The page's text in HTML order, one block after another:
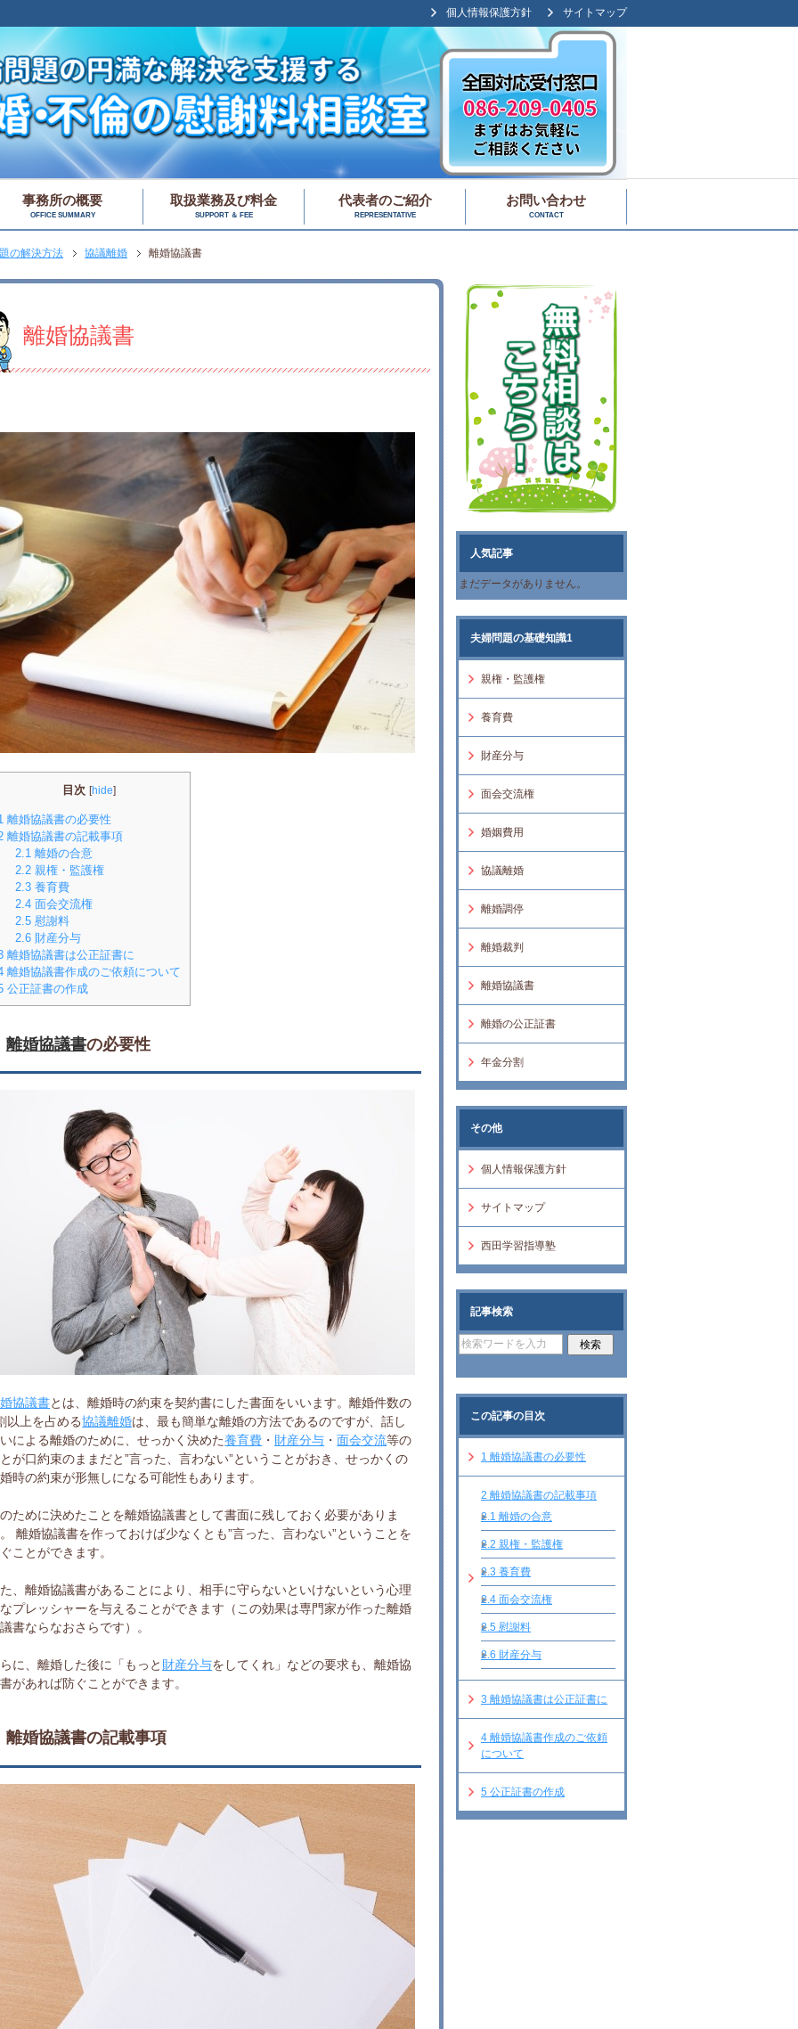
事務所の概要
OFFICE SUMMARY
取扱業務及び料金
SUPPORT ＆ FEE
代表者のご紹介
REPRESENTATIVE
お問い合わせ
CONTACT
の解決方法 協議離婚 離婚協議書
離婚協議書
目次 [hide]
離婚協議書の必要性
離婚協議書の記載事項
2.1 離婚の合意
2.2 親権・監護権
2.3 養育費
2.4 面会交流権
2.5 慰謝料
2.6 財産分与
離婚協議書は公正証書に
離婚協議書作成のご依頼について
公正証書の作成
離婚協議書の必要性
協議書とは、離婚時の約束を契約書にした書面をいいます。離婚件数の
以上を占める協議離婚は、最も簡単な離婚の方法であるのですが、話し
による離婚のために、せっかく決めた養育費 ・ 財産分与 ・面会交流等の
が口約束のままだと”言った、言わない”ということがおき、せっかくの
時の約束が形無しになる可能性もあります。
ために決めたことを離婚協議書として書面に残しておく必要がありま
離婚協議書を作っておけば少なくとも”言った、言わない”ということを
ことができます。
、離婚協議書があることにより、相手に守らないといけないという心理
プレッシャーを与えることができます（この効果は専門家が作った離婚
書ならなおさらです）。
に、離婚した後に「もっと 財産分与をしてくれ」などの要求も、離婚協
があれば防ぐことができます。
離婚協議書の記載事項
人気記事
まだデータがありません。
夫婦問題の基礎知識1
親権・監護権
養育費
財産分与
面会交流権
婚姻費用
協議離婚
離婚調停
離婚裁判
離婚協議書
離婚の公正証書
年金分割
その他
個人情報保護方針
サイトマップ
西田学習指導塾
記事検索
この記事の目次
1 離婚協議書の必要性
2 離婚協議書の記載事項
2.1 離婚の合意
2.2 親権・監護権
2.3 養育費
2.4 面会交流権
2.5 慰謝料
2.6 財産分与
3 離婚協議書は公正証書に
4 離婚協議書作成のご依頼
について
5 公正証書の作成
個人情報保護方針 サイトマップ